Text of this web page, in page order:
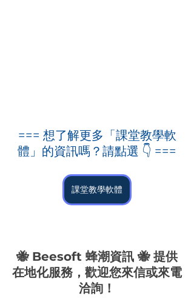
=== 想了解更多「課堂教學軟
體」的資訊嗎？請點選 👇 ===
課堂教學軟體
🐝 Beesoft 蜂潮資訊 🐝 提供
在地化服務，歡迎您來信或來電
洽詢！